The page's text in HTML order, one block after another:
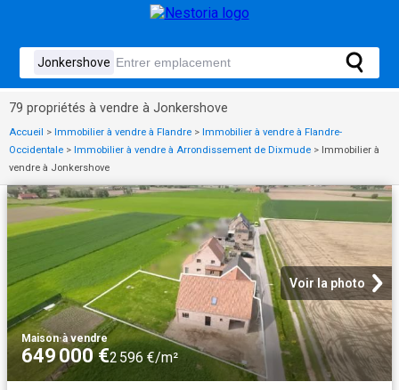
79 propriétés à vendre à Jonkershove
Accueil > Immobilier à vendre à Flandre > Immobilier à vendre à Flandre-
Occidentale > Immobilier à vendre à Arrondissement de Dixmude > Immobilier à
vendre à Jonkershove
Voir la photo
Maison·à vendre
649 000 €2 596 €/m²